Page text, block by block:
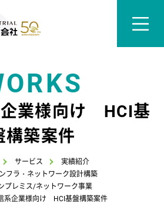
業様向け HCI基
構築案件
サービス
実績紹介
フラ・ネットワーク設計構築
プレミス/ネットワーク事業
系企業様向け HCI基盤構築案件